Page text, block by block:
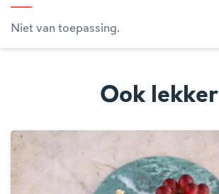
Niet van toepassing.
Ook lekker